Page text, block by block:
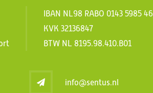
IBAN NL98 RABO 0143 5985 46
KVK 32136847
BTW NL 8195.98.410.B01
info@sentus.nl